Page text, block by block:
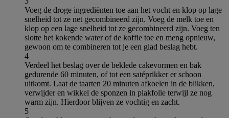
Voeg de droge ingrediënten toe aan het vocht en klop op lage
snelheid tot ze net gecombineerd zijn. Voeg de melk toe en
klop op een lage snelheid tot ze gecombineerd zijn. Voeg ten
slotte het kokende water of de koffie toe en meng opnieuw,
gewoon om te combineren tot je een glad beslag hebt.
4
Verdeel het beslag over de beklede cakevormen en bak
gedurende 60 minuten, of tot een satéprikker er schoon
uitkomt. Laat de taarten 20 minuten afkoelen in de blikken,
verwijder en wikkel de sponzen in plakfolie terwijl ze nog
warm zijn. Hierdoor blijven ze vochtig en zacht.
5